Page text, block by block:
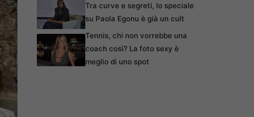
Tra curve e segreti, lo speciale
su Paola Egonu è già un cult
Tennis, chi non vorrebbe una
coach così? La foto sexy è
meglio di uno spot